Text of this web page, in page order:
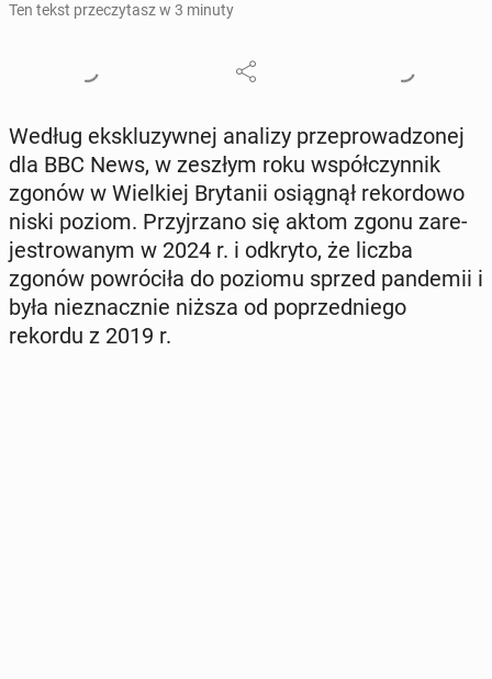
Ten tekst przeczytasz w 3 minuty
Według eks­klu­zyw­nej analizy prze­pro­wa­dzo­nej
dla BBC News, w zeszłym roku współ­czyn­nik
zgonów w Wiel­kiej Bry­ta­nii osią­gnął re­kor­do­wo
niski poziom. Przyj­rza­no się aktom zgonu za­re­
je­stro­wa­nym w 2024 r. i odkryto, że liczba
zgonów po­wró­ci­ła do poziomu sprzed pan­de­mii i
była nie­znacz­nie niższa od po­przed­nie­go
rekordu z 2019 r.